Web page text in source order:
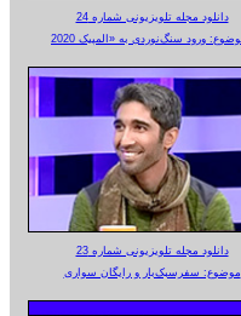
دانلود مجله تلویزیونی شماره 24
دانلود مجله تلویزیونی شماره 23
موضوع: سفرسبک‌بار و رایگان سواری